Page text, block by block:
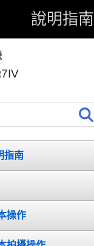
說明指南
指南
操作